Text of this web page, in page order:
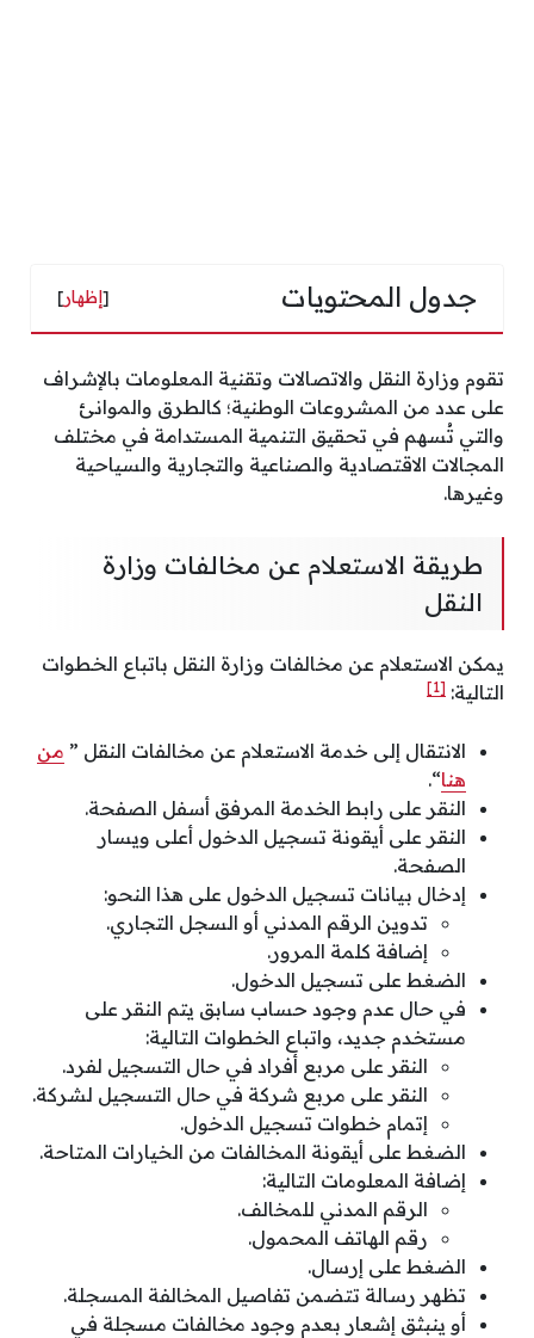
جدول المحتويات [إظهار]
تقوم وزارة النقل والاتصالات وتقنية المعلومات بالإشراف
على عدد من المشروعات الوطنية؛ كالطرق والموانئ
والتي تُسهم في تحقيق التنمية المستدامة في مختلف
المجالات الاقتصادية والصناعية والتجارية والسياحية
وغيرها.
طريقة الاستعلام عن مخالفات وزارة
النقل
يمكن الاستعلام عن مخالفات وزارة النقل باتباع الخطوات
التالية: [1]
الانتقال إلى خدمة الاستعلام عن مخالفات النقل ” من
هنا“.
النقر على رابط الخدمة المرفق أسفل الصفحة.
النقر على أيقونة تسجيل الدخول أعلى ويسار
الصفحة.
إدخال بيانات تسجيل الدخول على هذا النحو:
تدوين الرقم المدني أو السجل التجاري.
إضافة كلمة المرور.
الضغط على تسجيل الدخول.
في حال عدم وجود حساب سابق يتم النقر على
مستخدم جديد، واتباع الخطوات التالية:
النقر على مربع أفراد في حال التسجيل لفرد.
النقر على مربع شركة في حال التسجيل لشركة.
إتمام خطوات تسجيل الدخول.
الضغط على أيقونة المخالفات من الخيارات المتاحة.
إضافة المعلومات التالية:
الرقم المدني للمخالف.
رقم الهاتف المحمول.
الضغط على إرسال.
تظهر رسالة تتضمن تفاصيل المخالفة المسجلة.
أو ينبثق إشعار بعدم وجود مخالفات مسجلة في